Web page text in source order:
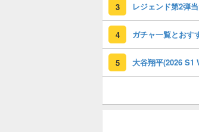
3 レジェンド第2弾
4 ガチャ一覧とおす
5